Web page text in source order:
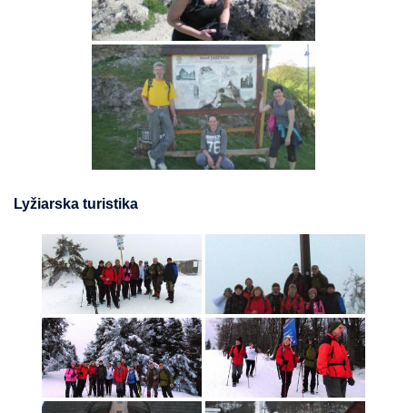
Lyžiarska turistika